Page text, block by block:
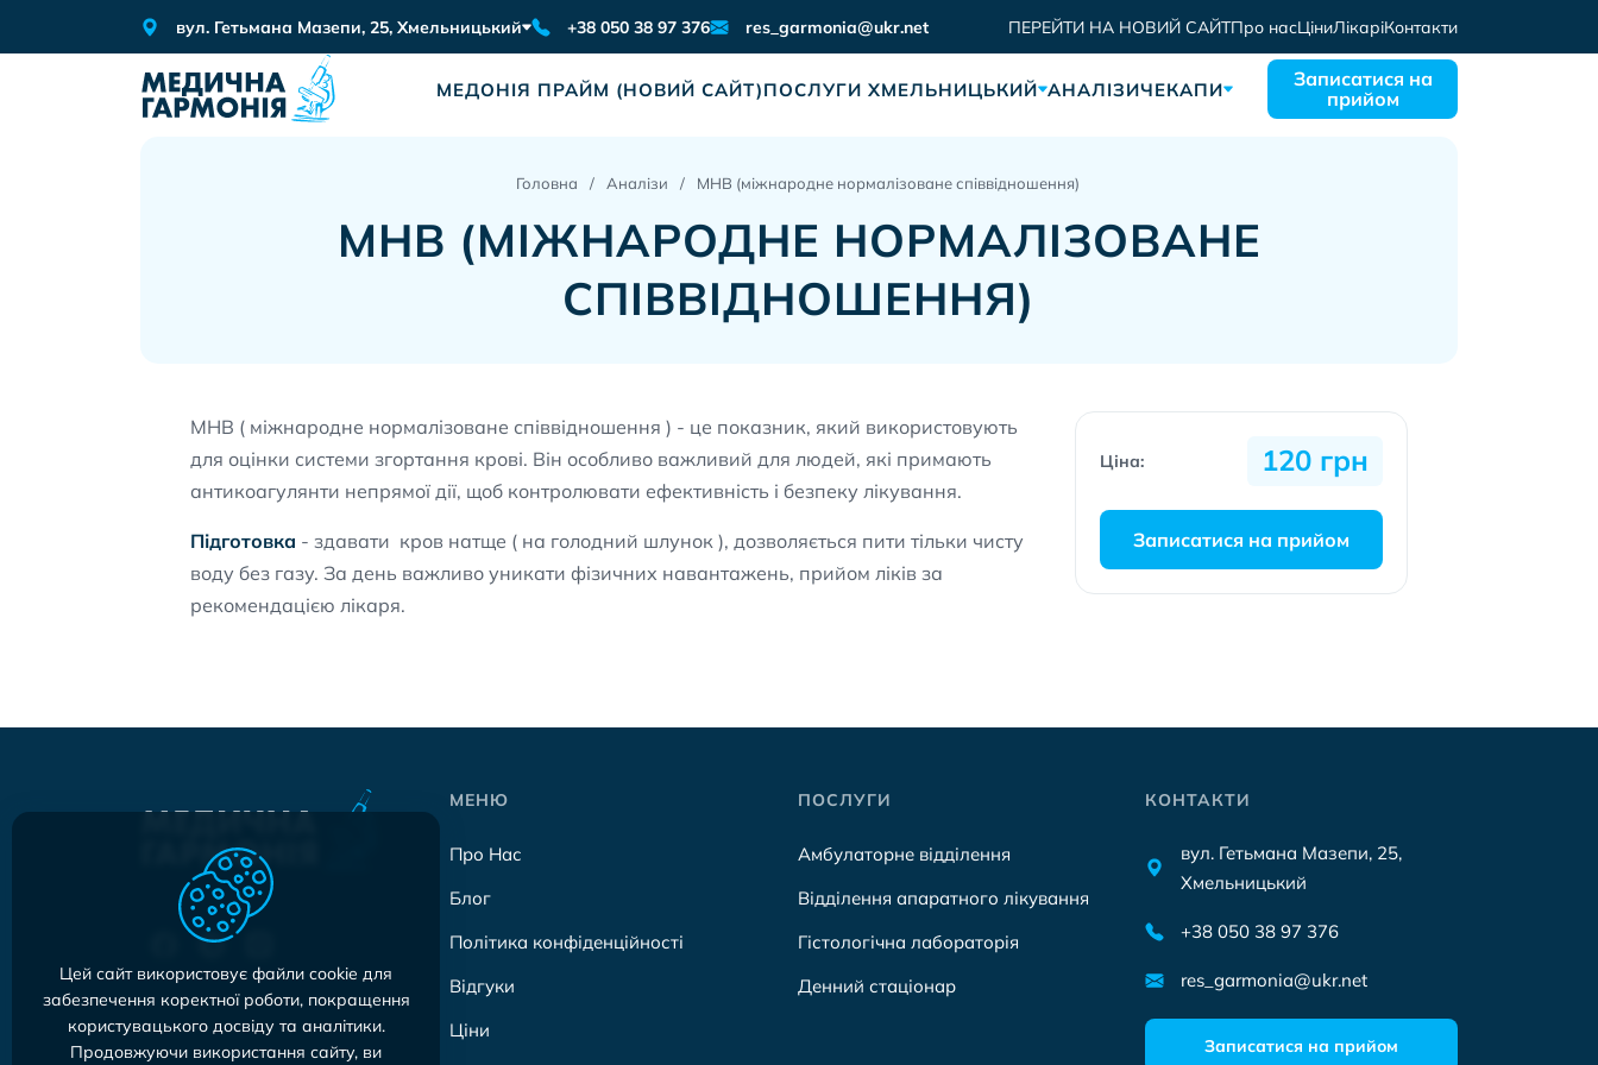
вул. Гетьмана Мазепи, 25, Хмельницький +38 050 38 97 376 res_garmonia@ukr.net ПЕРЕЙТИ НА НОВИЙ САЙТПро насЦіниЛікаріКонтакти
МЕДОНІЯ ПРАЙМ (НОВИЙ САЙТ)ПОСЛУГИ ХМЕЛЬНИЦЬКИЙ АНАЛІЗИЧЕКАПИ
Записатися на
прийом
Головна Аналізи МНВ (міжнародне нормалізоване співвідношення)
МНВ (МІЖНАРОДНЕ НОРМАЛІЗОВАНЕ
СПІВВІДНОШЕННЯ)
МНВ ( міжнародне нормалізоване співвідношення ) - це показник, який використовують
для оцінки системи згортання крові. Він особливо важливий для людей, які примають
антикоагулянти непрямої дії, щоб контролювати ефективність і безпеку лікування.
Підготовка - здавати кров натще ( на голодний шлунок ), дозволяється пити тільки чисту
воду без газу. За день важливо уникати фізичних навантажень, прийом ліків за
рекомендацією лікаря.
Ціна: 120 грн
Записатися на прийом
МЕНЮ
Про Нас
Блог
Політика конфіденційності
Відгуки
Ціни
ПОСЛУГИ
Амбулаторне відділення
Відділення апаратного лікування
Гістологічна лабораторія
Денний стаціонар
КОНТАКТИ
вул. Гетьмана Мазепи, 25,
Хмельницький
+38 050 38 97 376
res_garmonia@ukr.net
Записатися на прийом
Цей сайт використовує файли cookie для
забезпечення коректної роботи, покращення
користувацького досвіду та аналітики.
Продовжуючи використання сайту, ви